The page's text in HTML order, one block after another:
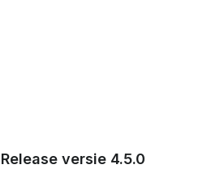
Release versie 4.5.0